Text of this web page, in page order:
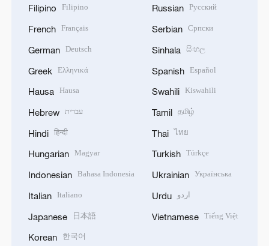
Filipino Filipino
French Français
German Deutsch
Greek Ελληνικά
Hausa Hausa
Hebrew עברית
Hindi हिन्दी
Hungarian Magyar
Indonesian Bahasa Indonesia
Italian Italiano
Japanese 日本語
Korean 한국어
Russian Русский
Serbian Српски
Sinhala සිංහල
Spanish Español
Swahili Kiswahili
Tamil தமிழ்
Thai ไทย
Turkish Türkçe
Ukrainian Українська
Urdu اردو
Vietnamese Tiếng Việt